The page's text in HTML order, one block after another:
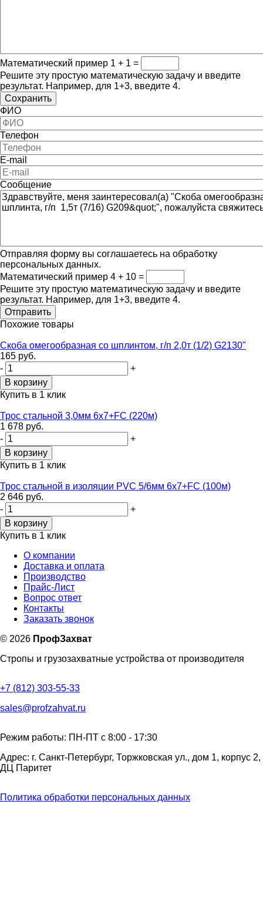
Математический пример 1 + 1 =
Решите эту простую математическую задачу и введите
результат. Например, для 1+3, введите 4.
ФИО
Телефон
E-mail
Сообщение
Отправляя форму вы соглашаетесь на обработку
персональных данных.
Математический пример 4 + 10 =
Решите эту простую математическую задачу и введите
результат. Например, для 1+3, введите 4.
Похожие товары
Скоба омегообразная со шплинтом, г/п 2,0т (1/2) G2130"
165 руб.
-
+
Купить в 1 клик
Трос стальной 3,0мм 6х7+FC (220м)
1 678 руб.
-
+
Купить в 1 клик
Трос стальной в изоляции PVC 5/6мм 6х7+FC (100м)
2 646 руб.
-
+
Купить в 1 клик
О компании
Доставка и оплата
Производство
Прайс-Лист
Вопрос ответ
Контакты
Заказать звонок
© 2026 ПрофЗахват
Стропы и грузозахватные устройства от производителя
+7 (812) 303-55-33
sales@profzahvat.ru
Режим работы: ПН-ПТ с 8:00 - 17:30
Адрес: г. Санкт-Петербург, Торжковская ул., дом 1, корпус 2,
ДЦ Паритет
Политика обработки персональных данных